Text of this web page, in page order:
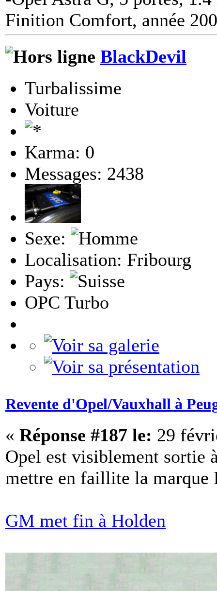
Finition Comfort, année
BlackDevil
Turbalissime
Voiture
Karma: 0
Messages: 2438
Sexe:
Localisation: Fribourg
Pays:
OPC Turbo
Revente d'Opel/Vauxhall à
« Réponse #187 le: 29
Opel est visiblement sortie
mettre en faillite la marque
GM met fin à Holden